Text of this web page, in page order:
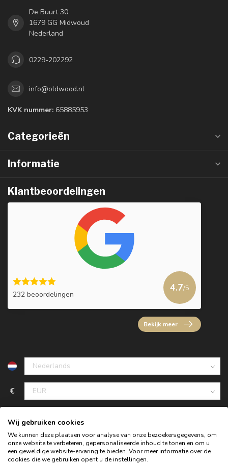
De Buurt 30
1679 GG Midwoud
Nederland
0229-202292
info@oldwood.nl
KVK nummer: 65885953
Categorieën
Informatie
Klantbeoordelingen
232 beoordelingen
4.7/5
Bekijk meer
€
Wij gebruiken cookies
We kunnen deze plaatsen voor analyse van onze bezoekersgegevens, om
onze website te verbeteren, gepersonaliseerde inhoud te tonen en om u
een geweldige website-ervaring te bieden. Voor meer informatie over de
cookies die we gebruiken opent u de instellingen.